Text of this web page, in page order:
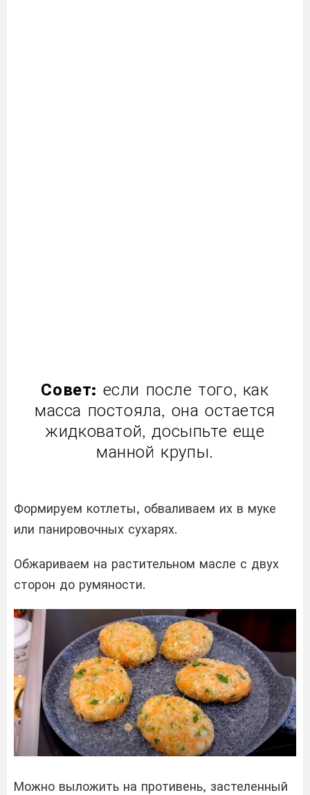
Совет: если после того, как
масса постояла, она остается
жидковатой, досыпьте еще
манной крупы.
Формируем котлеты, обваливаем их в муке
или панировочных сухарях.
Обжариваем на растительном масле с двух
сторон до румяности.
Можно выложить на противень, застеленный